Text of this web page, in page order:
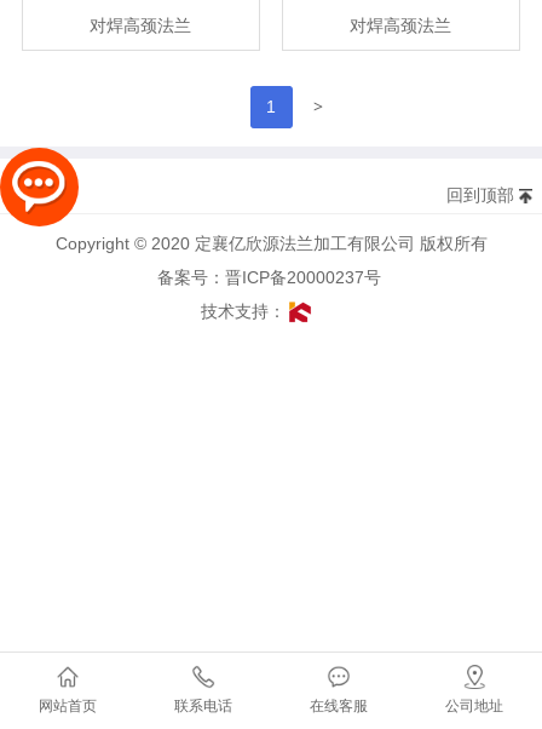
对焊高颈法兰 对焊高颈法兰
1 >
网站首页 联系电话 在线客服 公司地址
回到顶部
Copyright © 2020 定襄亿欣源法兰加工有限公司 版权所有
备案号：晋ICP备20000237号
技术支持：